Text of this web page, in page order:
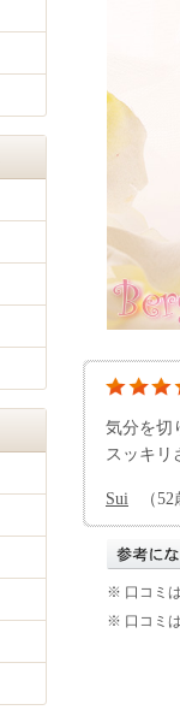
気分を切
スッキリ
Sui （
※ 口コミ
※ 口コミ